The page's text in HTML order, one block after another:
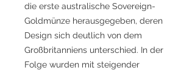
die erste australische Sovereign-
Goldmünze herausgegeben, deren
Design sich deutlich von dem
Großbritanniens unterschied. In der
Folge wurden mit steigender